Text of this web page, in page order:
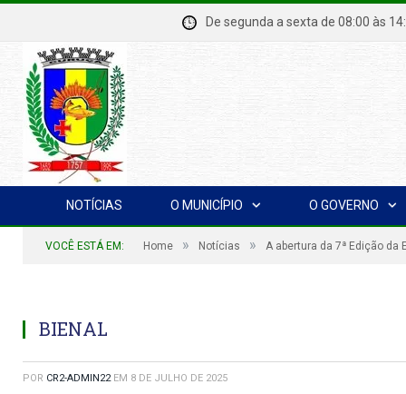
De segunda a sexta de 08:00
NOTÍCIAS O MUNICÍPIO O GOVERNO
VOCÊ ESTÁ EM: Home » Notícias » A abertura da 7ª Edição da
BIENAL
POR CR2-ADMIN22 EM 8 DE JULHO DE 2025